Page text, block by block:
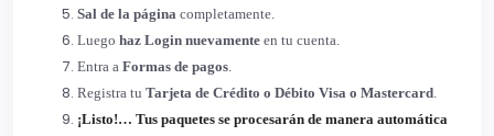
Sal de la página completamente.
Luego haz Login nuevamente en tu cuenta.
Entra a Formas de pagos.
Registra tu Tarjeta de Crédito o Débito Visa o Mastercard.
¡Listo!… Tus paquetes se procesarán de manera automática